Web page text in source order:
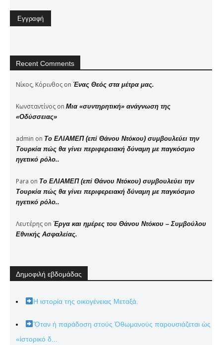
Recent Comments
Νίκος, Κόρινθος on Ένας Θεός στα μέτρα μας.
Κωνσταντίνος on Μια «συντηρητική» ανάγνωση της
«Οδύσσειας»
admin on Το ΕΛΙΑΜΕΠ (επί Θάνου Ντόκου) συμβουλεύει την
Τουρκία πώς θα γίνει περιφερειακή δύναμη με παγκόσμιο
ηγετικό ρόλο..
Para on Το ΕΛΙΑΜΕΠ (επί Θάνου Ντόκου) συμβουλεύει την
Τουρκία πώς θα γίνει περιφερειακή δύναμη με παγκόσμιο
ηγετικό ρόλο..
Λευτέρης on Έργα και ημέρες του Θάνου Ντόκου – Συμβούλου
Εθνικής Ασφαλείας.
Δημοφιλή εβδομάδας
Η ιστορία της οικογένειας Μεταξά.
Ὅταν ἡ παράδοση στούς Ὀθωμανούς παρουσιάζεται ὡς
«ἱστορικό δ...